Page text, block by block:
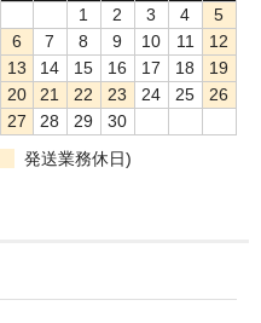
1
2 3 4
5
6
7 8 9 10 11
12
13
14 15 16 17 18
19
20
21 22 23 24 25
26
27
28 29
30
発送業務休日)